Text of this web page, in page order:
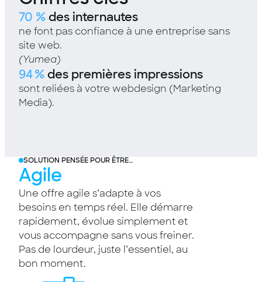
70 %des internautes
ne font pas confiance à une entreprise sans
site web.
(Yumea)
94 %des premières impressions
sont reliées à votre webdesign (Marketing
Media).
SOLUTION PENSÉE POUR ÊTRE…
Agile
Une offre agile s’adapte à vos
besoins en temps réel. Elle démarre
rapidement, évolue simplement et
vous accompagne sans vous freiner.
Pas de lourdeur, juste l’essentiel, au
bon moment.